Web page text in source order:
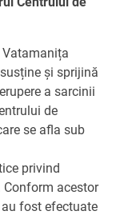
și sprijină
a sarcinii
de
se afla sub
privind
Conform acestor
fost efectuate